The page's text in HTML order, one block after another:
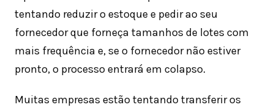
tentando reduzir o estoque e pedir ao seu
fornecedor que forneça tamanhos de lotes com
mais frequência e, se o fornecedor não estiver
pronto, o processo entrará em colapso.
Muitas empresas estão tentando transferir os